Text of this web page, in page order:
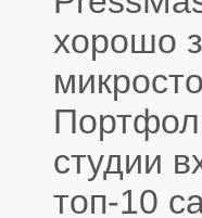
хорошо
студии
топ-10